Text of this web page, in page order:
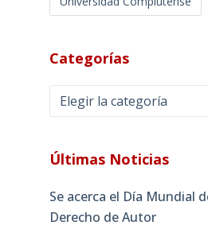
Categorías
Categorías
Últimas Noticias
Se acerca el Día Mundial
Derecho de Autor